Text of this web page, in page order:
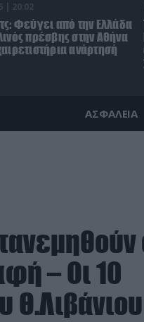
| 20:02
Φεύγει από την Ελλάδα
πρέσβης στην Αθήνα
ανάρτησή
ΑΣΦΑΛΕΙΑ
– Οι 10
Θ.Λιβάνιου